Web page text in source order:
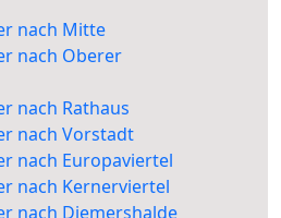
nach Mitte
nach Oberer
nach Rathaus
nach Vorstadt
nach Europaviertel
nach Kernerviertel
nach Diemershalde